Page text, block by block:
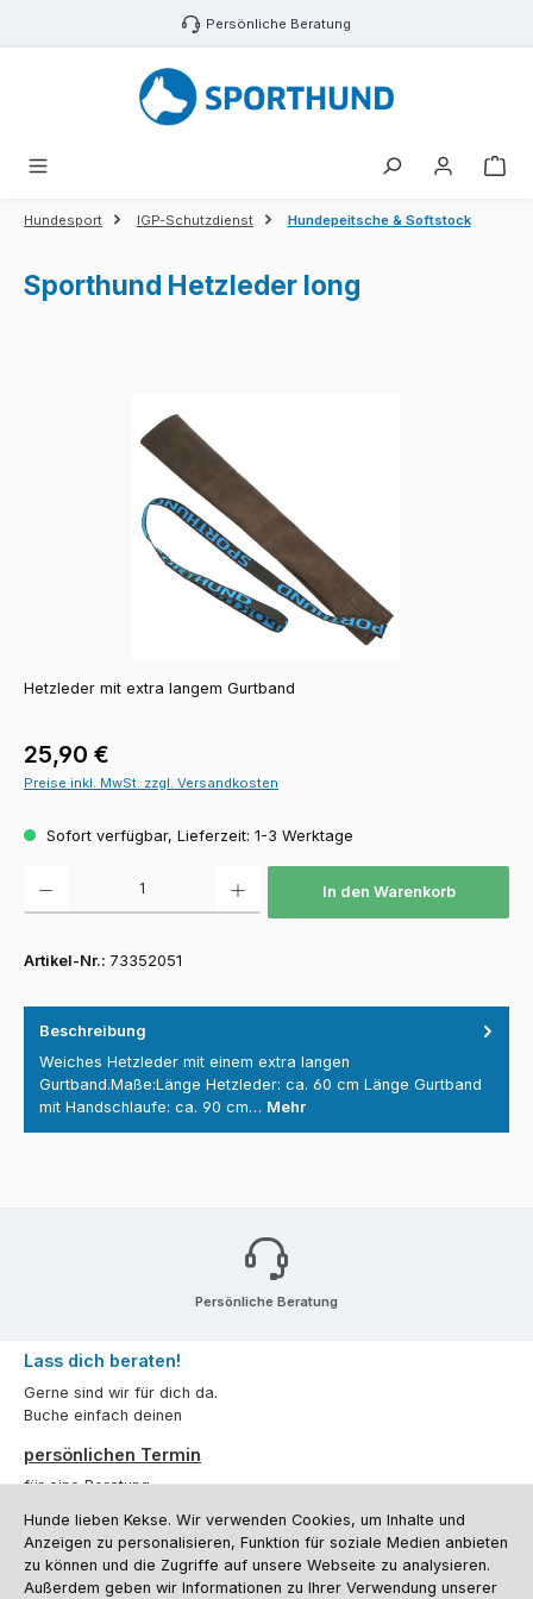
Zum Hauptinhalt springen Persönliche Beratung
Hundesport IGP-Schutzdienst Hundepeitsche & Softstock
Sporthund Hetzleder long
Hetzleder mit extra langem Gurtband
Regulärer Preis:
25,90 €
Preise inkl. MwSt. zzgl. Versandkosten
Sofort verfügbar, Lieferzeit: 1-3 Werktage
In den Warenkorb
Artikel-Nr.: 73352051
Beschreibung
Weiches Hetzleder mit einem extra langen
Gurtband.Maße:Länge Hetzleder: ca. 60 cm Länge Gurtband
mit Handschlaufe: ca. 90 cm… Mehr
Persönliche Beratung
Lass dich beraten!
Gerne sind wir für dich da.
Buche einfach deinen
persönlichen Termin
für eine Beratung.
Oder über unserKontaktformular.
Vertrag widerrufen
Hunde lieben Kekse. Wir verwenden Cookies, um Inhalte und
Anzeigen zu personalisieren, Funktion für soziale Medien anbieten
zu können und die Zugriffe auf unsere Webseite zu analysieren.
Außerdem geben wir Informationen zu Ihrer Verwendung unserer